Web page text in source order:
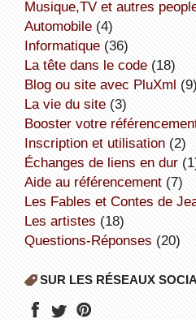
Musique,TV et autres
Automobile(4)
informatique(36)
la tête dans le code(18)
Blog ou site avec PluXml (9)
la vie du site(3)
booster votre
inscription et utilisation(2)
échanges de liens en dur
aide au référencement(7)
Les Fables et Contes de
Les artistes (18)
Questions-Réponses (20)
SUR LES RÉSEAUX